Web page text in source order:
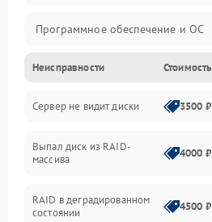
Программное обеспечение и ОС
Охлаждение и температура
Материнская плата и процессор
Сеть и коммуникации
Неисправности Стоимость
Сервер не видит диски 3500 ₽
Выпал диск из RAID-
массива
4000 ₽
RAID в деградированном
состоянии
4500 ₽